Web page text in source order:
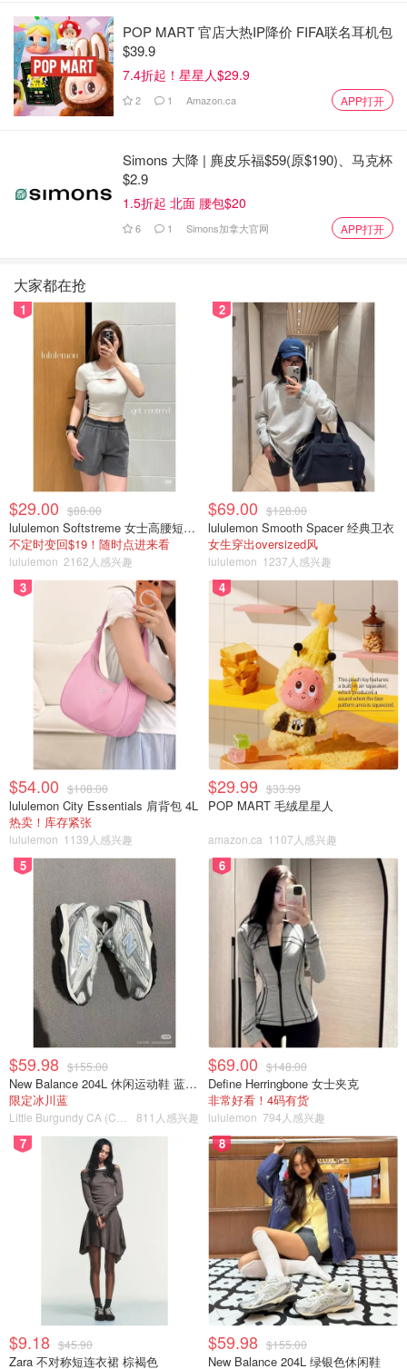
海外党的福音啊~
原创之星
POP MART 官店大热IP降价 FIFA联名耳机包
$39.9
7.4折起！星星人$29.9
2 1 Amazon.ca APP打开
Simons 大降 | 麂皮乐福$59(原$190)、马克杯
$2.9
1.5折起 北面 腰包$20
6 1 Simons加拿大官网 APP打开
大家都在抢
1
$29.00 $88.00
lululemon Softstreme 女士高腰短裤 10cm
不定时变回$19！随时点进来看
lululemon 2162人感兴趣
2
$69.00 $128.00
lululemon Smooth Spacer 经典卫衣
女生穿出oversized风
lululemon 1237人感兴趣
3
$54.00 $108.00
lululemon City Essentials 肩背包 4L
热卖！库存紧张
lululemon 1139人感兴趣
4
$29.99 $33.99
POP MART 毛绒星星人
amazon.ca 1107人感兴趣
5
$59.98 $155.00
New Balance 204L 休闲运动鞋 蓝银色
限定冰川蓝
811人感兴趣
6
$69.00 $148.00
Define Herringbone 女士夹克
非常好看！4码有货
lululemon 794人感兴趣
7
$9.18 $45.90
Zara 不对称短连衣裙 棕褐色
8
$59.98 $155.00
New Balance 204L 绿银色休闲鞋